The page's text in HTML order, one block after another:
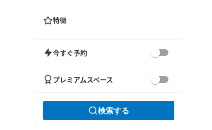
特徴
今すぐ予約
プレミアムスペース
検索する